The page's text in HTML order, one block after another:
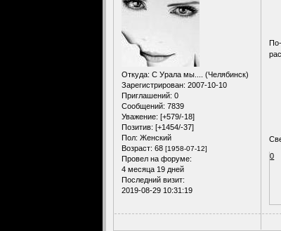
Откуда: С Урала мы.... (Челябинск)
Зарегистрирован: 2007-10-10
Приглашений: 0
Сообщений: 7839
Уважение: [+579/-18]
Позитив: [+1454/-37]
Пол: Женский
Возраст: 68[1958-07-12]
Провел на форуме:
4 месяца 19 дней
Последний визит:
2019-08-29 10:31:19
0